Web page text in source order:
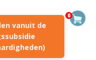
vanuit de
0